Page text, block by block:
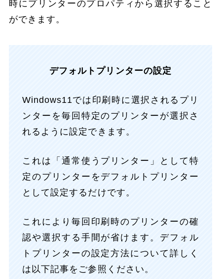
時にプリンターのプロパティから選択すること
ができます。
デフォルトプリンターの設定
Windows11では印刷時に選択されるプリ
ンターを毎回特定のプリンターが選択さ
れるように設定できます。
これは「通常使うプリンター」として特
定のプリンターをデフォルトプリンター
として設定するだけです。
これにより毎回印刷時のプリンターの確
認や選択する手間が省けます。デフォル
トプリンターの設定方法について詳しく
は以下記事をご参照ください。